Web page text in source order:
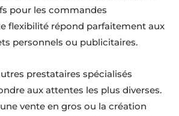
pour les commandes
flexibilité répond parfaitement aux
personnels ou publicitaires.
prestataires spécialisés
aux attentes les plus diverses.
vente en gros ou la création